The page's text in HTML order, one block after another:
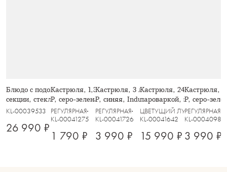
Блюдо с подогревом, 47х19 см, 2
секции, стекло Т/сталь, Brittany
KL-00039533
26 990 ₽
Кастрюля, 1,3 л, с крышкой, фарфор
P, серо-зеленая, Indulgence
РЕГУЛЯРНАЯ
KL-00041275
1 790 ₽
Кастрюля, 3 л, с крышкой, фарфор
P, синяя, Indulgence
РЕГУЛЯРНАЯ
KL-00041726
3 990 ₽
Кастрюля, 24 см, 6.5 л,
пароваркой,
крышкой стеклянной,
ЦВЕТУЩИЙ ЛУГ
KL-00041642
15 990 ₽
Кастрюля,
P, серо-
РЕГУЛЯРНАЯ
KL-00040986
3 990 ₽